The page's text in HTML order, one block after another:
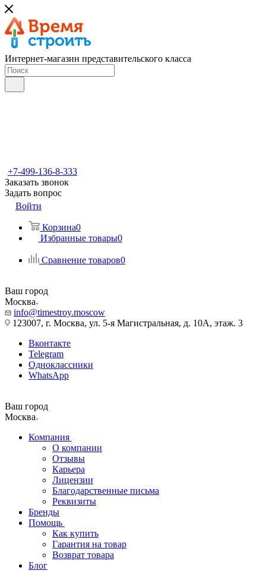
Интернет-магазин представительского класса
+7-499-136-8-333
Заказать звонок
Задать вопрос
Войти
Корзина0
Избранные товары0
Сравнение товаров0
Ваш город
Москва
info@timestroy.moscow
123007, г. Москва, ул. 5-я Магистральная, д. 10А, этаж. 3
Вконтакте
Telegram
Одноклассники
WhatsApp
Ваш город
Москва
Компания
О компании
Отзывы
Карьера
Лицензии
Благодарственные письма
Реквизиты
Бренды
Помощь
Как купить
Гарантия на товар
Возврат товара
Блог